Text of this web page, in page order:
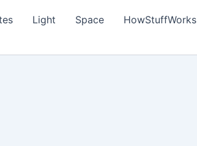
Light Space HowStuffWorks